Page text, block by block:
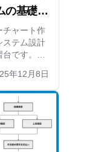
の基礎！
イムレー
チャート作
ステム設計
台です。本
流れか
考慮した複
図を使った
まで、図
します。
」を使
年12月8日